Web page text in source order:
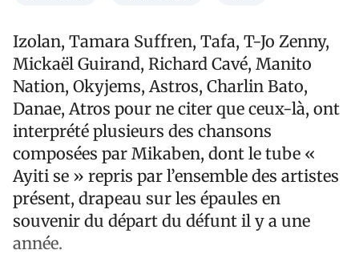
Izolan, Tamara Suffren, Tafa, T-Jo Zenny,
Mickaël Guirand, Richard Cavé, Manito
Nation, Okyjems, Astros, Charlin Bato,
Danae, Atros pour ne citer que ceux-là, ont
interprété plusieurs des chansons
composées par Mikaben, dont le tube «
Ayiti se » repris par l’ensemble des artistes
présent, drapeau sur les épaules en
souvenir du départ du défunt il y a une
année.